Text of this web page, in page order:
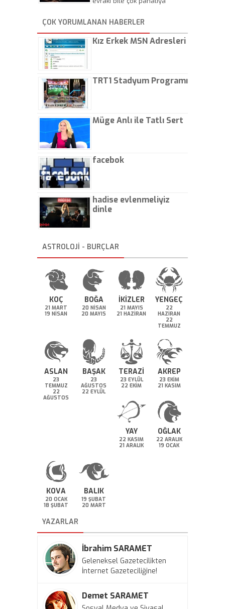
kaptırıyorsunuz. - Kayhan
Gezenti
ÇOK YORUMLANAN HABERLER
Kız Erkek MSN Adresleri
TRT1 Stadyum Programı
Müge Anlı ile Tatlı Sert
facebok
hadise evlenmeliyiz
dinle
ASTROLOJİ - BURÇLAR
KOÇ
21 MART
19 NİSAN
BOĞA
20 NİSAN
20 MAYIS
İKİZLER
21 MAYIS
21 HAZİRAN
YENGEÇ
22
HAZİRAN
22
TEMMUZ
ASLAN
23
TEMMUZ
22
AĞUSTOS
BAŞAK
23
AĞUSTOS
22 EYLÜL
TERAZİ
23 EYLÜL
22 EKİM
AKREP
23 EKİM
21 KASIM
YAY
22 KASIM
21 ARALIK
OĞLAK
22 ARALIK
19 OCAK
KOVA
20 OCAK
18 ŞUBAT
BALIK
19 ŞUBAT
20 MART
YAZARLAR
İbrahim SARAMET
Geleneksel Gazetecilikten
İnternet Gazeteciliğine!
Demet SARAMET